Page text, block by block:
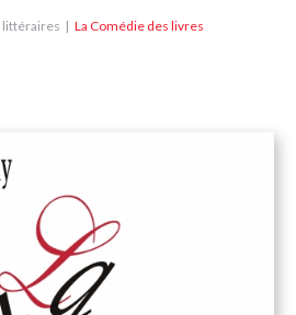
littéraires La Comédie des livres